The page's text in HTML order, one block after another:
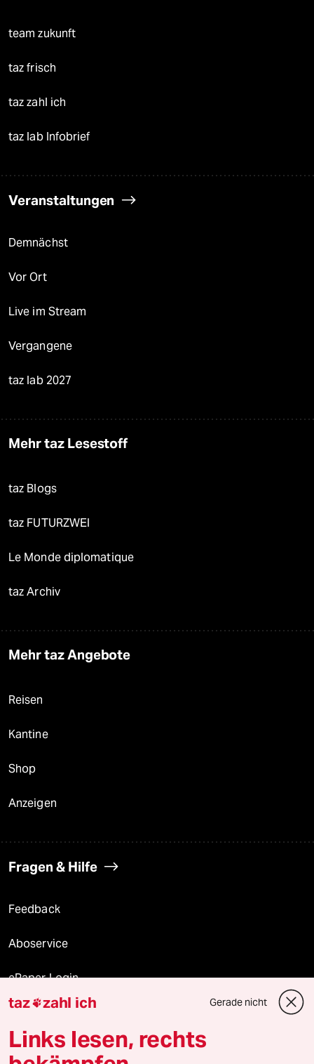
team zukunft
taz frisch
taz zahl ich
taz lab Infobrief
Veranstaltungen
Demnächst
Vor Ort
Live im Stream
Vergangene
taz lab 2027
Mehr taz Lesestoff
taz Blogs
taz FUTURZWEI
Le Monde diplomatique
taz Archiv
Mehr taz Angebote
Reisen
Kantine
Shop
Anzeigen
Fragen & Hilfe
Feedback
Aboservice
ePaper Login
Downloads für Abonnierende
taz zahl ich Gerade nicht
Links lesen, rechts